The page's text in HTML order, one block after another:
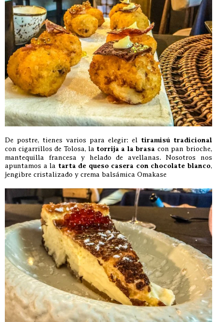
De postre, tienes varios para elegir: el tiramisú tradicional
con cigarrillos de Tolosa, la torrija a la brasa con pan brioche,
mantequilla francesa y helado de avellanas. Nosotros nos
apuntamos a la tarta de queso casera con chocolate blanco,
jengibre cristalizado y crema balsámica Omakase